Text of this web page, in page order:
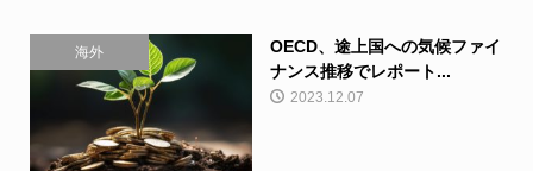
海外
OECD、途上国への気候ファイ
ナンス推移でレポート...
2023.12.07